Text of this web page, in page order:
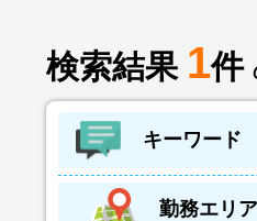
検索結果 1件
キーワード
勤務エリア